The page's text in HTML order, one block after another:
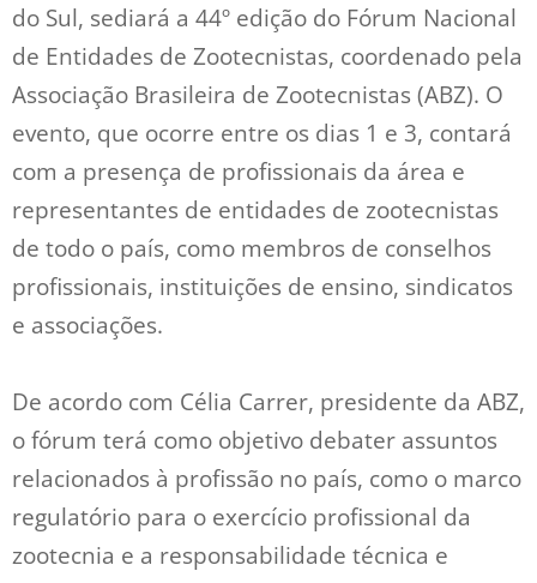
do Sul, sediará a 44º edição do Fórum Nacional
de Entidades de Zootecnistas, coordenado pela
Associação Brasileira de Zootecnistas (ABZ). O
evento, que ocorre entre os dias 1 e 3, contará
com a presença de profissionais da área e
representantes de entidades de zootecnistas
de todo o país, como membros de conselhos
profissionais, instituições de ensino, sindicatos
e associações.
De acordo com Célia Carrer, presidente da ABZ,
o fórum terá como objetivo debater assuntos
relacionados à profissão no país, como o marco
regulatório para o exercício profissional da
zootecnia e a responsabilidade técnica e